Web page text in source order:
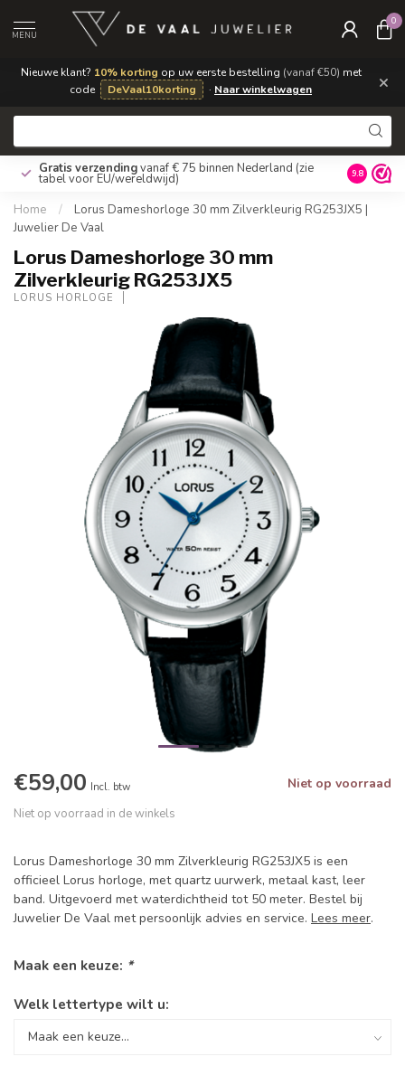
Nieuwe klant? 10% korting op uw eerste bestelling (vanaf €50) met
code
DeVaal10korting · Naar winkelwagen ×
MENU
0
Gratis verzendingvanaf € 75 binnen Nederland (zie
tabel voor EU/wereldwijd) 9.8
Home /
Lorus Dameshorloge 30 mm Zilverkleurig RG253JX5 |
Juwelier De Vaal
Lorus Dameshorloge 30 mm
Zilverkleurig RG253JX5
LORUS HORLOGE
€59,00 Incl. btw Niet op voorraad
Niet op voorraad in de winkels
Lorus Dameshorloge 30 mm Zilverkleurig RG253JX5 is een
officieel Lorus horloge, met quartz uurwerk, metaal kast, leer
band. Uitgevoerd met waterdichtheid tot 50 meter. Bestel bij
Juwelier De Vaal met persoonlijk advies en service. Lees meer.
Maak een keuze: *
Welk lettertype wilt u: